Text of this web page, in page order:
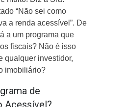
“Não sei como
a renda acessível”. De
a um programa que
fiscais? Não é isso
qualquer investidor,
imobiliário?
de
Acessível?